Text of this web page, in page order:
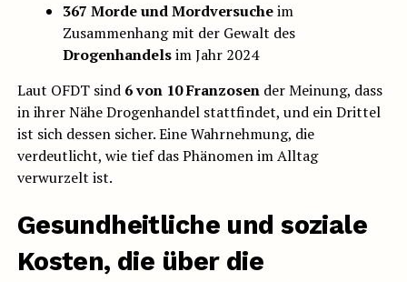
367 Morde und Mordversucheim
Zusammenhang mit der Gewalt des
Drogenhandelsim Jahr 2024
Laut OFDT sind 6 von 10 Franzosender Meinung, dass
in ihrer Nähe Drogenhandel stattfindet, und ein Drittel
ist sich dessen sicher. Eine Wahrnehmung, die
verdeutlicht, wie tief das Phänomen im Alltag
verwurzelt ist.
Gesundheitliche und soziale
Kosten, die über die